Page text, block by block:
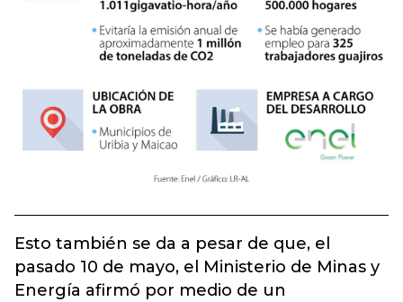
Esto también se da a pesar de que, el
pasado 10 de mayo, el Ministerio de Minas y
Energía afirmó por medio de un